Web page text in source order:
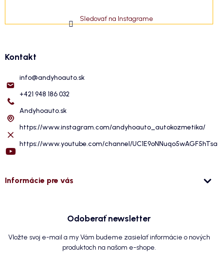
Sledovať na Instagrame
Kontakt
info@andyhoauto.sk
+421 948 186 032
Andyhoauto.sk
https://www.instagram.com/andyhoauto_autokozmetika/
https://www.youtube.com/channel/
Informácie pre vás
Odoberať newsletter
Vložte svoj e-mail a my Vám budeme zasielať informácie o nových
produktoch na našom e-shope.